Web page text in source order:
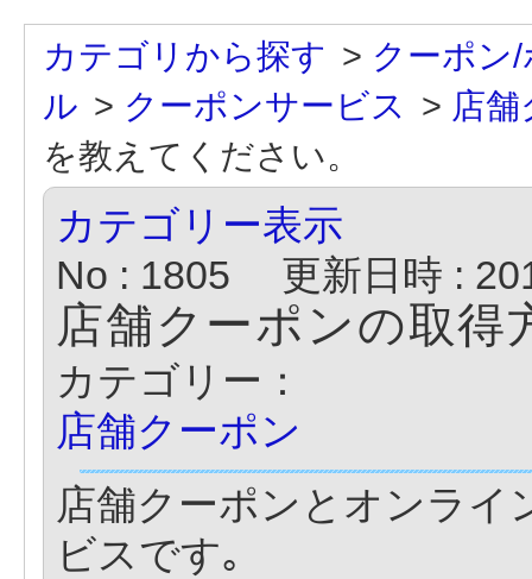
カテゴリから探す > クーポン
ル > クーポンサービス > 店
を教えてください。
カテゴリー表示
No : 1805
更新日時 :
店舗クーポンの取
カテゴリー：
店舗クーポン
店舗クーポンとオンライ
ビスです｡